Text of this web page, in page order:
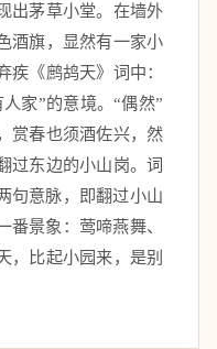
出茅草小堂。在墙外
酒旗，显然有一家小
疾《鹧鸪天》词中：
家”的意境。“偶然”
赏春也须酒佐兴，然
过东边的小山岗。词
句意脉，即翻过小山
番景象：莺啼燕舞、
，比起小园来，是别